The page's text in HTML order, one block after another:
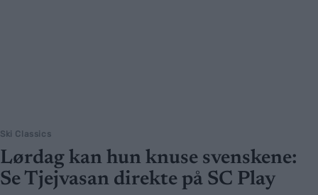
Ski Classics
Lørdag kan hun knuse svenskene:
Se Tjejvasan direkte på SC Play